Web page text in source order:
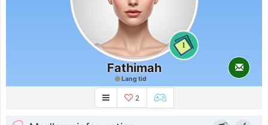
1
Fathimah
Lang tid
2